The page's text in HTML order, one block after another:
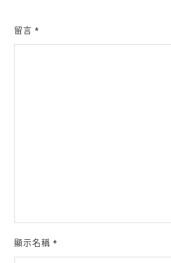
留言 *
顯示名稱 *